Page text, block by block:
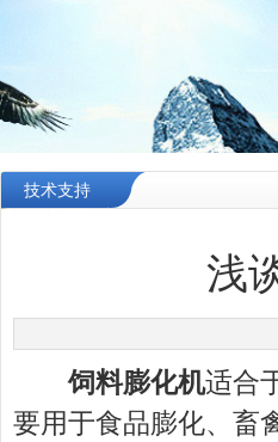
技术支持
浅
饲料膨化机适合
要用于食品膨化、畜